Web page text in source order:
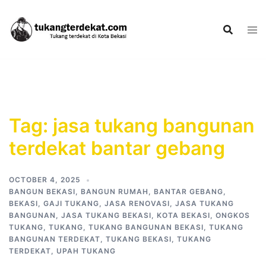
content
Tag: jasa tukang bangunan
terdekat bantar gebang
OCTOBER 4, 2025
BANGUN BEKASI, BANGUN RUMAH , BANTAR GEBANG,
BEKASI, GAJI TUKANG, JASA RENOVASI, JASA TUKANG
BANGUNAN , JASA TUKANG BEKASI, KOTA BEKASI, ONGKOS
TUKANG, TUKANG, TUKANG BANGUNAN BEKASI, TUKANG
BANGUNAN TERDEKAT, TUKANG BEKASI, TUKANG
TERDEKAT, UPAH TUKANG